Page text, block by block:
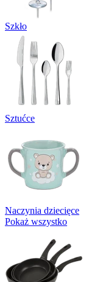
Szkło
Sztućce
Naczynia dziecięce
Pokaż wszystko